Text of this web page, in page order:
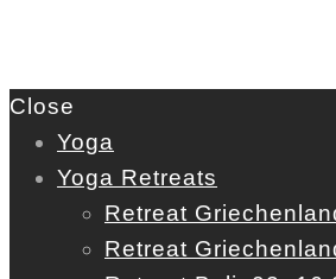
Close
Yoga
Yoga Retreats
Retreat
Retreat